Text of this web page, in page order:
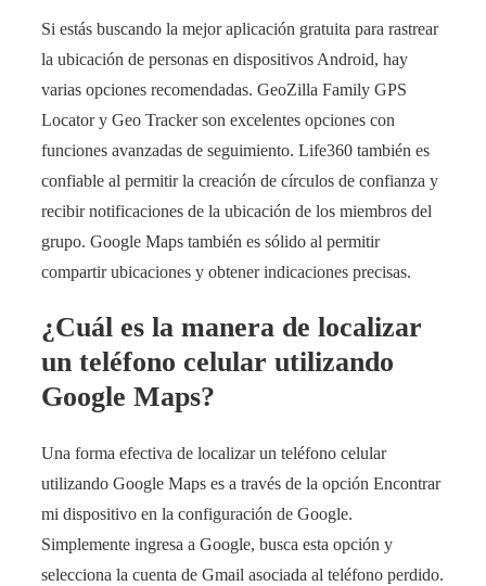
Si estás buscando la mejor aplicación gratuita para rastrear
la ubicación de personas en dispositivos Android, hay
varias opciones recomendadas. GeoZilla Family GPS
Locator y Geo Tracker son excelentes opciones con
funciones avanzadas de seguimiento. Life360 también es
confiable al permitir la creación de círculos de confianza y
recibir notificaciones de la ubicación de los miembros del
grupo. Google Maps también es sólido al permitir
compartir ubicaciones y obtener indicaciones precisas.
¿Cuál es la manera de localizar
un teléfono celular utilizando
Google Maps?
Una forma efectiva de localizar un teléfono celular
utilizando Google Maps es a través de la opción Encontrar
mi dispositivo en la configuración de Google.
Simplemente ingresa a Google, busca esta opción y
selecciona la cuenta de Gmail asociada al teléfono perdido.